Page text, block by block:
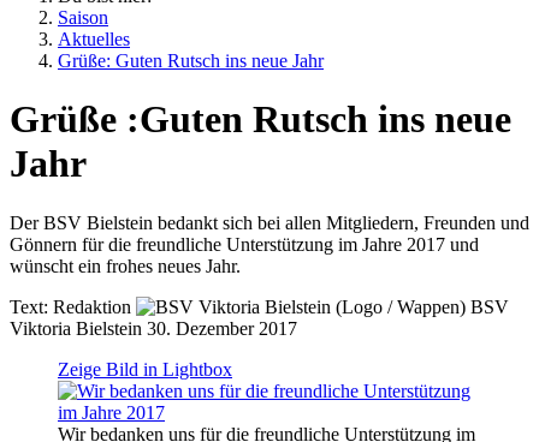
Saison
Aktuelles
Grüße: Guten Rutsch ins neue Jahr
Grüße :Guten Rutsch ins neue
Jahr
Der BSV Bielstein bedankt sich bei allen Mitgliedern, Freunden und
Gönnern für die freundliche Unterstützung im Jahre 2017 und
wünscht ein frohes neues Jahr.
Text: Redaktion
BSV
Viktoria Bielstein 30. Dezember 2017
Zeige Bild in Lightbox
Wir bedanken uns für die freundliche Unterstützung im